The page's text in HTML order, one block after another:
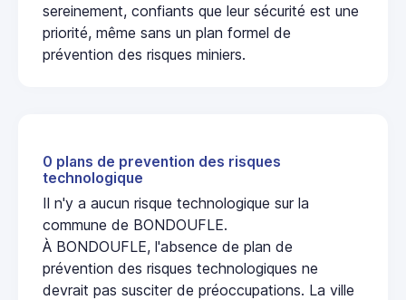
sereinement, confiants que leur sécurité est une
priorité, même sans un plan formel de
prévention des risques miniers.
0 plans de prevention des risques
technologique
Il n'y a aucun risque technologique sur la
commune de BONDOUFLE.
À BONDOUFLE, l'absence de plan de
prévention des risques technologiques ne
devrait pas susciter de préoccupations. La ville